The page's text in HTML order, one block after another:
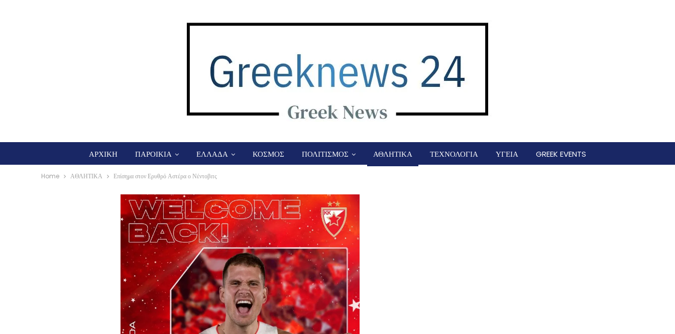
ΑΡΧΙΚΗ ΠΑΡΟΙΚΙΑ ΕΛΛΑΔΑ ΚΟΣΜΟΣ ΠΟΛΙΤΙΣΜΟΣ ΑΘΛΗΤΙΚΑ ΤΕΧΝΟΛΟΓΙΑ ΥΓΕΙΑ GREEK EVENTS
Home ΑΘΛΗΤΙΚΑ Επίσημα στον Ερυθρό Αστέρα ο Νέντοβιτς